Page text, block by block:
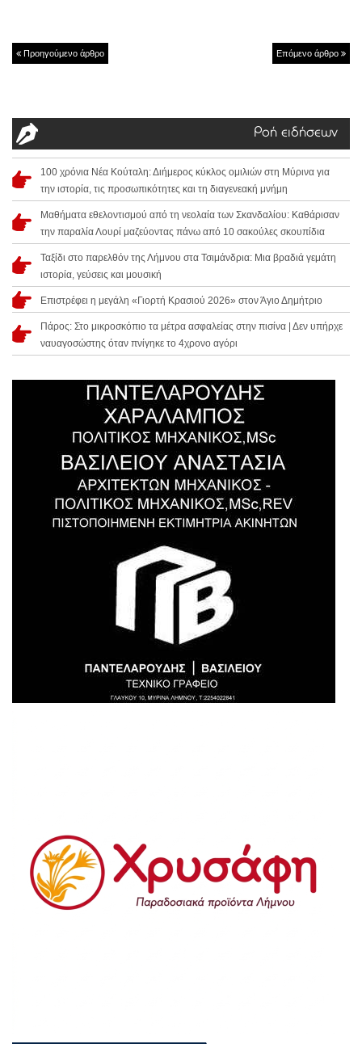
Προηγούμενο άρθρο Επόμενο άρθρο
Ροή ειδήσεων
100 χρόνια Νέα Κούταλη: Διήμερος κύκλος ομιλιών στη Μύρινα για
την ιστορία, τις προσωπικότητες και τη διαγενεακή μνήμη
Μαθήματα εθελοντισμού από τη νεολαία των Σκανδαλίου: Καθάρισαν
την παραλία Λουρί μαζεύοντας πάνω από 10 σακούλες σκουπίδια
Ταξίδι στο παρελθόν της Λήμνου στα Τσιμάνδρια: Μια βραδιά γεμάτη
ιστορία, γεύσεις και μουσική
Επιστρέφει η μεγάλη «Γιορτή Κρασιού 2026» στον Άγιο Δημήτριο
Πάρος: Στο μικροσκόπιο τα μέτρα ασφαλείας στην πισίνα | Δεν υπήρχε
ναυαγοσώστης όταν πνίγηκε το 4χρονο αγόρι